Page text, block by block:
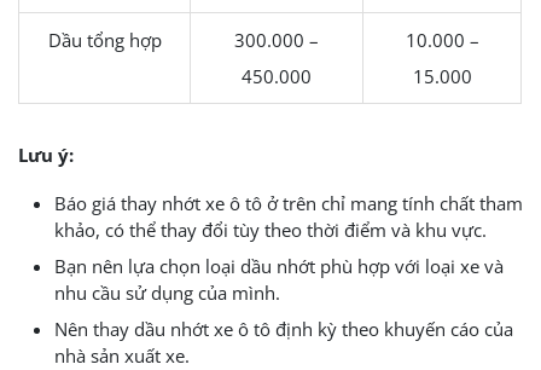
Dầu tổng hợp
300.000 –
450.000
10.000 –
15.000
Lưu ý:
Báo giá thay nhớt xe ô tô ở trên chỉ mang tính chất tham
khảo, có thể thay đổi tùy theo thời điểm và khu vực.
Bạn nên lựa chọn loại dầu nhớt phù hợp với loại xe và
nhu cầu sử dụng của mình.
Nên thay dầu nhớt xe ô tô định kỳ theo khuyến cáo của
nhà sản xuất xe.